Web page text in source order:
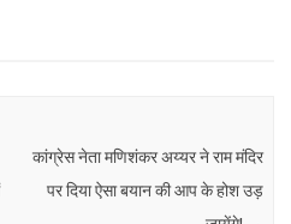
कांग्रेस नेता मणिशंकर अय्यर ने राम मंदिर
पर दिया ऐसा बयान की आप के होश उड़